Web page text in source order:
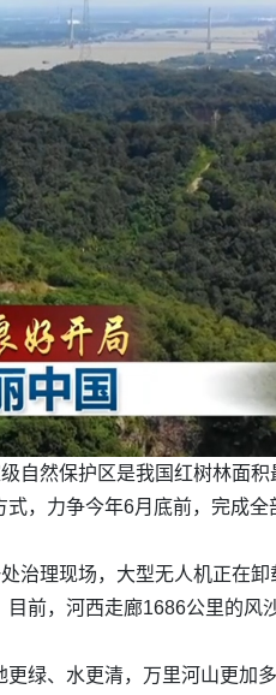
自然保护区是我国红树林面
，力争今年6月底前，完成全
治理现场，大型无人机正在
前，河西走廊1686公里的风
绿、水更清，万里河山更加多